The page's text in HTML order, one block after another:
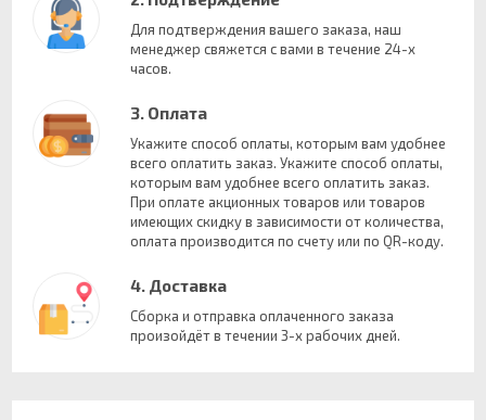
Для подтверждения вашего заказа, наш
менеджер свяжется с вами в течение 24-х
часов.
3. Оплата
Укажите способ оплаты, которым вам удобнее
всего оплатить заказ. Укажите способ оплаты,
которым вам удобнее всего оплатить заказ.
При оплате акционных товаров или товаров
имеющих скидку в зависимости от количества,
оплата производится по счету или по QR-коду.
4. Доставка
Сборка и отправка оплаченного заказа
произойдёт в течении 3-х рабочих дней.